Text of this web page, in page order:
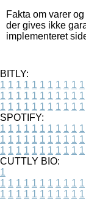
Fakta om varer
der gives ikke
implementeret
BITLY:
1 1 1 1 1 1 1 1 1 1 1
1 1 1 1 1 1 1 1 1 1 1
1 1 1 1 1 1 1 1 1 1 1
SPOTIFY:
1 1 1 1 1 1 1 1 1 1 1
1 1 1 1 1 1 1 1 1 1 1
1 1 1 1 1 1 1 1 1 1 1
CUTTLY BIO:
1
1 1 1 1 1 1 1 1 1 1 1
1 1 1 1 1 1 1 1 1 1 1